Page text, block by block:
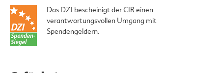
Das DZI bescheinigt der CIR einen
verantwortungsvollen Umgang mit
Spendengeldern.